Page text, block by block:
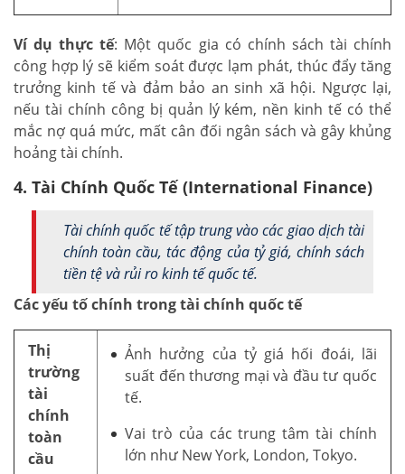
Ví dụ thực tế: Một quốc gia có chính sách tài chính
công hợp lý sẽ kiểm soát được lạm phát, thúc đẩy tăng
trưởng kinh tế và đảm bảo an sinh xã hội. Ngược lại,
nếu tài chính công bị quản lý kém, nền kinh tế có thể
mắc nợ quá mức, mất cân đối ngân sách và gây khủng
hoảng tài chính.
4. Tài Chính Quốc Tế (International Finance)
Tài chính quốc tế tập trung vào các giao dịch tài
chính toàn cầu, tác động của tỷ giá, chính sách
tiền tệ và rủi ro kinh tế quốc tế.
Các yếu tố chính trong tài chính quốc tế
Thị
trường
tài
chính
toàn
cầu
Ảnh hưởng của tỷ giá hối đoái, lãi
suất đến thương mại và đầu tư quốc
tế.
Vai trò của các trung tâm tài chính
lớn như New York, London, Tokyo.